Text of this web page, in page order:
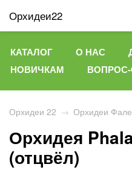
Орхидеи22
КАТАЛОГ О НАС
НОВИЧКАМ
Орхидеи 22 → Орхидеи
Орхидея
(отцвёл)